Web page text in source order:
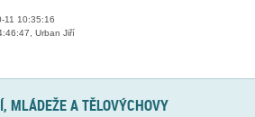
11 10:35:16
Urban Jiří
MLÁDEŽE A TĚLOVÝCHOVY